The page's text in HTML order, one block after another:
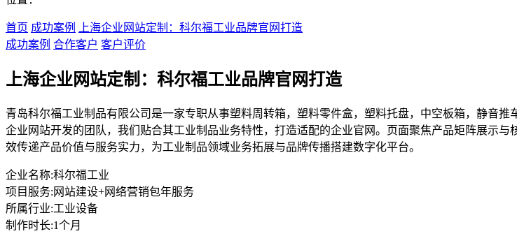
首页 成功案例
上海企业网站定制：科尔福工业品牌官网打造
成功案例 合作客户 客户评价
上海企业网站定制：科尔福工业品牌官网打造
青岛科尔福工业制品有限公司是一家专职从事塑料周转箱，塑料零件盒，塑料托盘，中空板箱，静音
企业网站开发的团队，我们贴合其工业制品业务特性，打造适配的企业官网。页面聚焦产品矩阵展示
效传递产品价值与服务实力，为工业制品领域业务拓展与品牌传播搭建数字化平台。
企业名称:科尔福工业
项目服务: 网站建设+网络营销包年服务
所属行业:工业设备
制作时长:1个月